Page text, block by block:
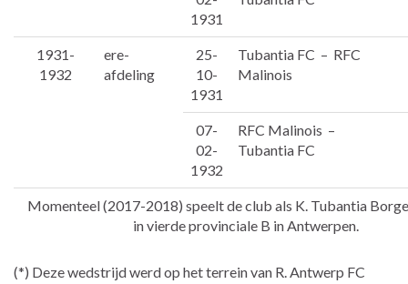
1931
1931-
1932
ere-
afdeling
25-
10-
1931
Tubantia FC – RFC
Malinois
07-
02-
1932
RFC Malinois –
Tubantia FC
Momenteel (2017-2018) speelt de club als K. Tubantia
in vierde provinciale B in Antwerpen.
(*) Deze wedstrijd werd op het terrein van R. Antwerp FC